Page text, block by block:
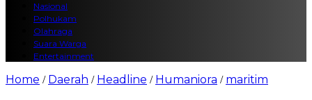
Nasional
Polhukam
Olahraga
Suara Warga
Entertainment
Home / Daerah / Headline / Humaniora / maritim